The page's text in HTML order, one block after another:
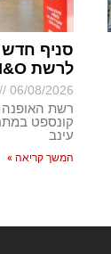
סניף חדש
לרשת H&O
06/08/2026
רשת
קונספט
עינב
המשך קריאה »